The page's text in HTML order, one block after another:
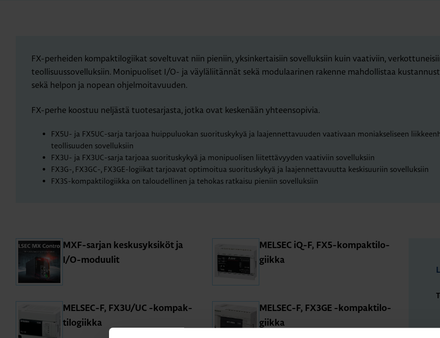
FX-perheiden kompaktilogiikat soveltuvat niin pieniin, yksinkertaisiin sovelluksiin kuin vaativiin,
teollisuussovelluksiin. Monipuoliset I/O- ja väyläliitännät sekä modulaarinen rakenne mahdollistaa
sekä helpon ja nopean ohjelmoitavuuden.
FX-perhe koostuu neljästä tuotesarjasta, jotka ovat keskenään yhteensopivia.
FX5U- ja FX5UC-sarja tarjoaa huippuluokan suorituskykyä ja laajennettavuuden vaativaan moniakseliseen
teollisuuden sovelluksiin
FX3U- ja FX3UC-sarja tarjoaa suorituskykyä ja monipuolisen liitettävyyden vaativiin sovelluksiin
FX3G-, FX3GC-, FX3GE-logiikat tarjoavat optimoitua suorituskykyä ja laajennettavuutta keskisuuriin sovelluksiin
FX3S-kompaktilogiikka on taloudellinen ja tehokas ratkaisu pieniin sovelluksiin
MXF-sar­jan kes­kusyk­si­köt ja
I/O-mo­duu­lit
MEL­SEC iQ-F, FX5-kom­pak­ti­lo­
giik­ka
MEL­SEC-F, FX3U/UC -kom­pak­
ti­lo­giik­ka
MEL­SEC-F, FX3GE -kom­pak­ti­lo­
giik­ka